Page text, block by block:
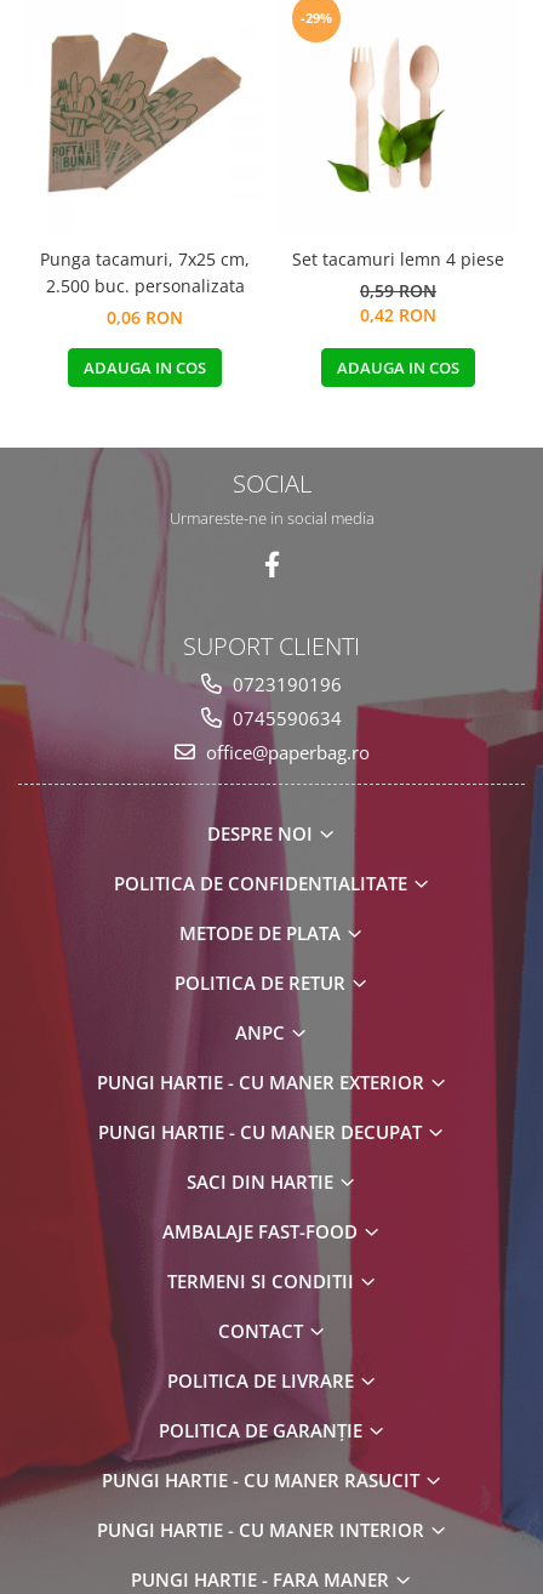
Punga tacamuri, 7x25 cm,
2.500 buc. personalizata
0,06 RON
ADAUGA IN COS
-29%
Set tacamuri lemn 4 piese
0,59 RON
0,42 RON
ADAUGA IN COS
SOCIAL
Urmareste-ne in social media
SUPORT CLIENTI
0723190196
0745590634
office@paperbag.ro
DESPRE NOI
POLITICA DE CONFIDENTIALITATE
METODE DE PLATA
POLITICA DE RETUR
ANPC
PUNGI HARTIE - CU MANER EXTERIOR
PUNGI HARTIE - CU MANER DECUPAT
SACI DIN HARTIE
AMBALAJE FAST-FOOD
TERMENI SI CONDITII
CONTACT
POLITICA DE LIVRARE
POLITICA DE GARANȚIE
PUNGI HARTIE - CU MANER RASUCIT
PUNGI HARTIE - CU MANER INTERIOR
PUNGI HARTIE - FARA MANER